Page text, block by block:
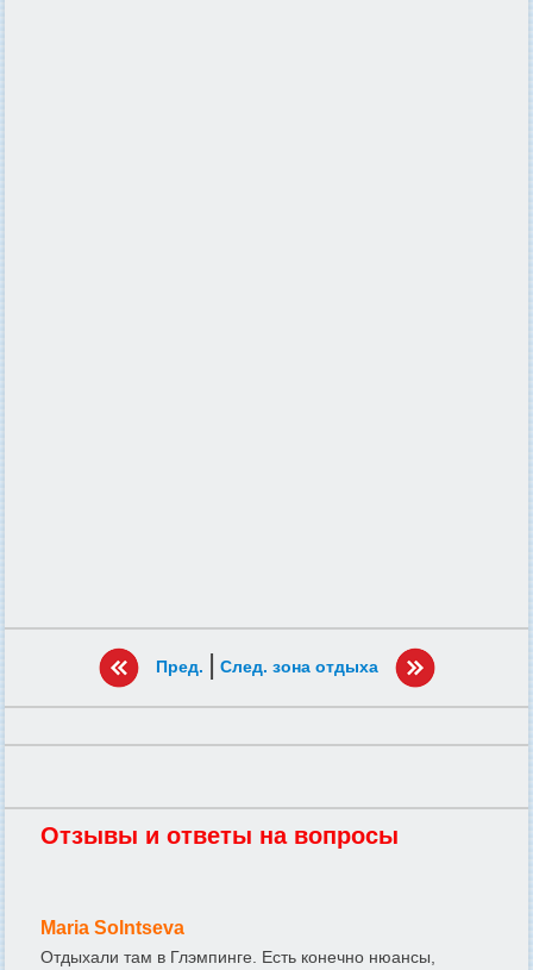
Пред. | След. зона отдыха
Отзывы и ответы на вопросы
Maria Solntseva
Отдыхали там в Глэмпинге. Есть конечно нюансы,